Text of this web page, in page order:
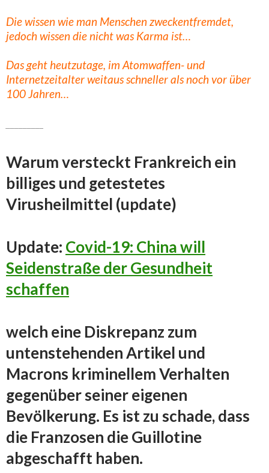
Die wissen wie man Menschen zweckentfremdet,
jedoch wissen die nicht was Karma ist…
Das geht heutzutage, im Atomwaffen- und
Internetzeitalter weitaus schneller als noch vor über
100 Jahren…
Warum versteckt Frankreich ein
billiges und getestetes
Virusheilmittel (update)
Update: Covid-19: China will
Seidenstraße der Gesundheit
schaffen
welch eine Diskrepanz zum
untenstehenden Artikel und
Macrons kriminellem Verhalten
gegenüber seiner eigenen
Bevölkerung. Es ist zu schade, dass
die Franzosen die Guillotine
abgeschafft haben.